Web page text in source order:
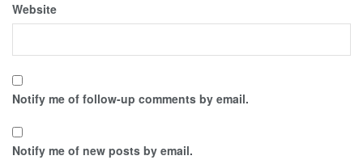
Website
Notify me of follow-up comments by email.
Notify me of new posts by email.